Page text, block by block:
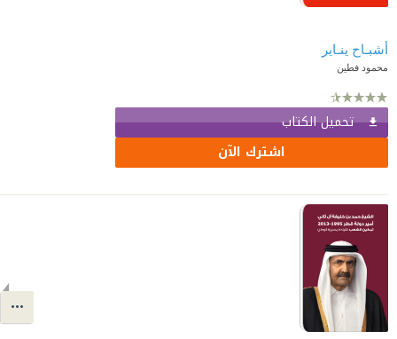
أشبـاح ينـاير
محمود فطين
تحميل الكتاب
اشترك الآن